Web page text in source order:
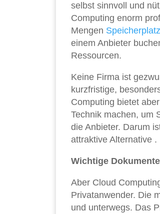
selbst sinnvoll und
Computing enorm
Mengen Speicherplatz
einem Anbieter
Ressourcen.
Keine Firma ist
kurzfristige,
Computing bietet
Technik machen, um
die Anbieter. Darum
attraktive Alternative .
Wichtige
Aber Cloud
Privatanwender. Die
und unterwegs. Das